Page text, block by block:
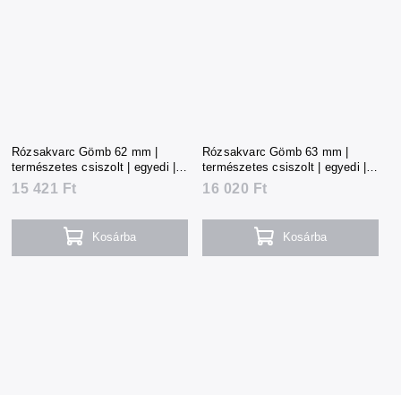
Rózsakvarc Gömb 62 mm |
természetes csiszolt | egyedi |
343 g | Madagaszkár
15 421 Ft
Kosárba
Rózsakvarc Gömb 63 mm |
természetes csiszolt | egyedi |
355 g | Madagaszkár
16 020 Ft
Kosárba